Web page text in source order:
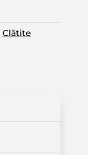
Clătite